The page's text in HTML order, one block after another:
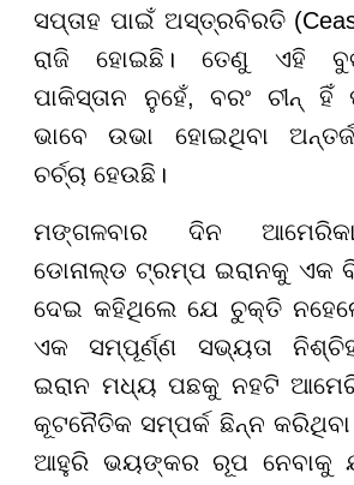
ସପ୍ତାହ ପାଇଁ ଅସ୍ତ୍ରବିରତି
ରାଜି ହୋଇଛି। ତେଣୁ ଏହି
ପାକିସ୍ତାନ ନୁହେଁ, ବରଂ ଚୀନ୍ ହିଁ
ଭାବେ ଉଭା ହୋଇଥିବା
ଚର୍ଚ୍ଚା ହେଉଛି।
ମଙ୍ଗଳବାର ଦିନ
ଡୋନାଲ୍ଡ ଟ୍ରମ୍ପ ଇରାନକୁ ଏକ
ଦେଇ କହିଥିଲେ ଯେ ଚୁକ୍ତି
ଏକ ସମ୍ପୂର୍ଣ୍ଣ ସଭ୍ୟତା
ଇରାନ ମଧ୍ୟ ପଛକୁ ନହଟି
କୂଟନୈତିକ ସମ୍ପର୍କ ଛିନ୍ନ
ଆହୁରି ଭୟଙ୍କର ରୂପ ନେବାକୁ